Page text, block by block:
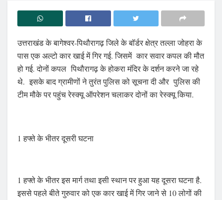
उत्तराखंड के बागेश्वर-पिथौरागढ़ जिले के बॉर्डर क्षेत्र तल्ला जोहरा के
पास एक अल्टो कार खाई में गिर गई. जिसमें कार सवार कपल की मौत
हो गई. दोनों कपल पिथौरागढ़ के होकरा मंदिर के दर्शन करने जा रहे
थे. इसके बाद ग्रामीणों ने तुरंत पुलिस को सूचना दी और पुलिस की
टीम मौके पर पहुंच रेस्क्यू ऑपरेशन चलाकर दोनों का रेस्क्यू किया.
1 हफ्ते के भीतर दूसरी घटना
1 हफ्ते के भीतर इस मार्ग तथा इसी स्थान पर हुआ यह दूसरा घटना है.
इससे पहले बीते गुरुवार को एक कार खाई में गिर जाने से 10 लोगों की